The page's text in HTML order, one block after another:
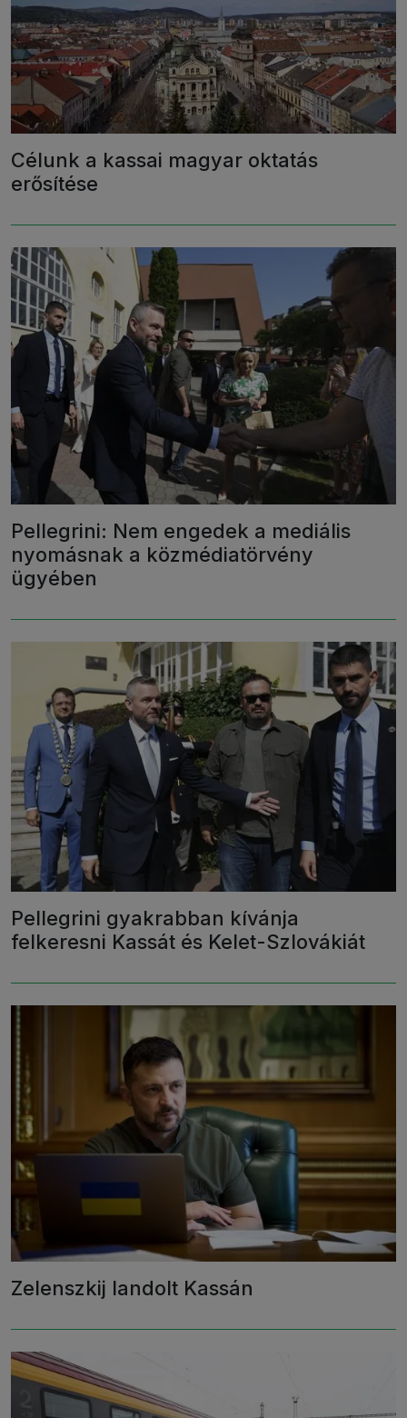
Célunk a kassai magyar oktatás
erősítése
Pellegrini: Nem engedek a mediális
nyomásnak a közmédiatörvény
ügyében
Pellegrini gyakrabban kívánja
felkeresni Kassát és Kelet-Szlovákiát
Zelenszkij landolt Kassán